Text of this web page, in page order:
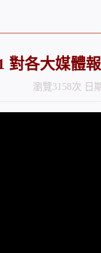
對各大媒體
瀏覽3158次 日